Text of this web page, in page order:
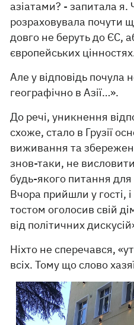
азіатами? - запитала
розраховувала почути
довго не беруть до ЄС,
європейських
Але у відповідь почула
географічно в Азії…».
До речі, уникнення
схоже, стало в Грузії
виживання та
знов-таки, не
будь-якого питання для
Вчора прийшли у гості,
тостом оголосив свій
від політичних
Ніхто не сперечався,
всіх. Тому що слово